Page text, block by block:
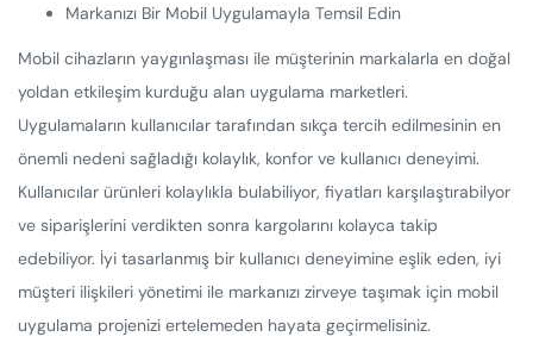
Markanızı Bir Mobil Uygulamayla Temsil Edin
Mobil cihazların yaygınlaşması ile müşterinin markalarla en doğal
yoldan etkileşim kurduğu alan uygulama marketleri.
Uygulamaların kullanıcılar tarafından sıkça tercih edilmesinin en
önemli nedeni sağladığı kolaylık, konfor ve kullanıcı deneyimi.
Kullanıcılar ürünleri kolaylıkla bulabiliyor, fiyatları karşılaştırabilyor
ve siparişlerini verdikten sonra kargolarını kolayca takip
edebiliyor. İyi tasarlanmış bir kullanıcı deneyimine eşlik eden, iyi
müşteri ilişkileri yönetimi ile markanızı zirveye taşımak için mobil
uygulama projenizi ertelemeden hayata geçirmelisiniz.